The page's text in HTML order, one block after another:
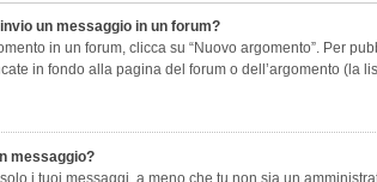
un messaggio in un forum?
in un forum, clicca su “Nuovo argomento”. Per
in fondo alla pagina del forum o dell’argomento (la
messaggio?
i tuoi messaggi, a meno che tu non sia un